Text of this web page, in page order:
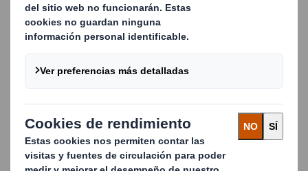
expositores abiertos perfectos para rellenar
con productos pequeños y sueltos para
campañas, promociones y eventos
especiales. También son útiles para el
lanzamiento de nuevos productos, para
fomentar las ventas de artículos de lenta
rotación y para liquidar existencias, además
de constituir una perfecta ubicación para los
artículos estacionales.